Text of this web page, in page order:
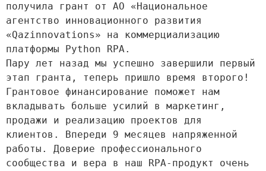
получила грант от АО «Национальное
агентство инновационного развития
«Qazinnovations» на коммерциализацию
платформы Python RPA.
Пару лет назад мы успешно завершили первый
этап гранта, теперь пришло время второго!
Грантовое финансирование поможет нам
вкладывать больше усилий в маркетинг,
продажи и реализацию проектов для
клиентов. Впереди 9 месяцев напряженной
работы. Доверие профессионального
сообщества и вера в наш RPA-продукт очень